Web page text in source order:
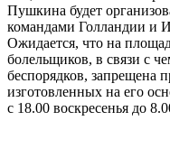
Пушкина будет
командами Голландии и
Ожидается, что на
болельщиков, в связи с
беспорядков, запрещена
изготовленных на его
с 18.00 воскресенья до